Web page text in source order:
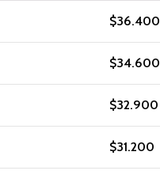
$36.400
$34.600
$32.900
$31.200